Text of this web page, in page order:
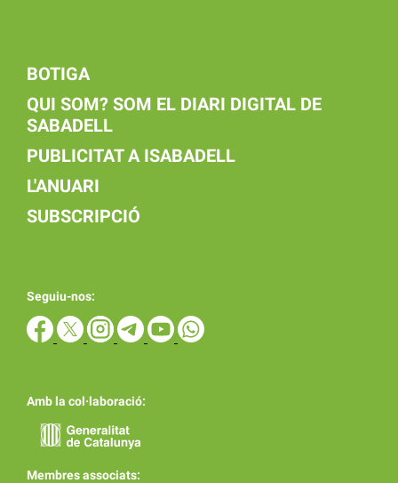
BOTIGA
QUI SOM? SOM EL DIARI DIGITAL DE
SABADELL
PUBLICITAT A ISABADELL
L'ANUARI
SUBSCRIPCIÓ
Seguiu-nos:
Amb la col·laboració:
Membres associats: